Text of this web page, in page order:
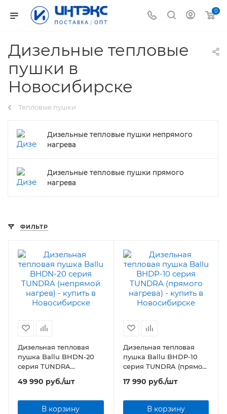
0
Дизельные тепловые
пушки в
Новосибирске
Тепловые пушки
Дизельные тепловые пушки непрямого
нагрева
Дизельные тепловые пушки прямого
нагрева
ФИЛЬТР
Дизельная тепловая
пушка Ballu BHDN-20
серия TUNDRA
(непрямой нагрев)
49 990 руб./шт
В корзину
Дизельная тепловая
пушка Ballu BHDP-10
серия TUNDRA (прямого
17 990 руб./шт
В корзину